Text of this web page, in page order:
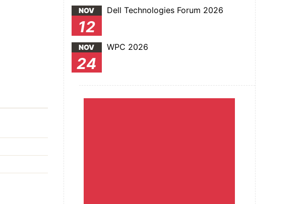
NOV
12
Dell Technologies Forum 2026
NOV
24
WPC 2026